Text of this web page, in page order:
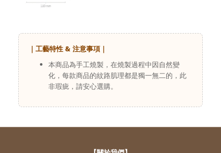
｜工藝特性 & 注意事項｜
本商品為手工燒製，在燒製過程中因自然變
化，每款商品的紋路肌理都是獨一無二的，此
非瑕疵，請安心選購。